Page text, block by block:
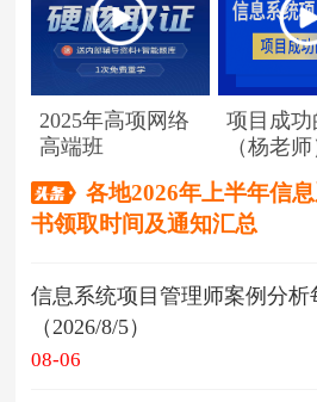
2025年高项网络
高端班
项目成
（杨老师
各地2026年上半年信
书领取时间及通知汇总
信息系统项目管理师案例分析
（2026/8/5）
08-06